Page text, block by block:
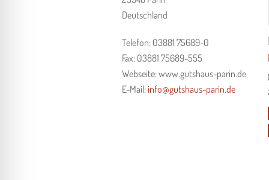
Deutschland
Telefon: 03881 75689-0
Fax: 03881 75689-555
Webseite: www.gutshaus-parin.de
E-Mail: info@gutshaus-parin.de